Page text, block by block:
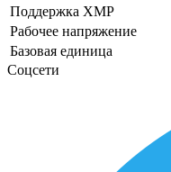
Поддержка XMP
Рабочее напряжение
Базовая единица
Соцсети